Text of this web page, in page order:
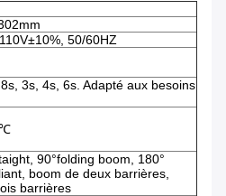
50/60HZ
3s, 4s, 6s. Adapté aux besoins
90°folding boom, 180°
boom de deux barrières,
barrières